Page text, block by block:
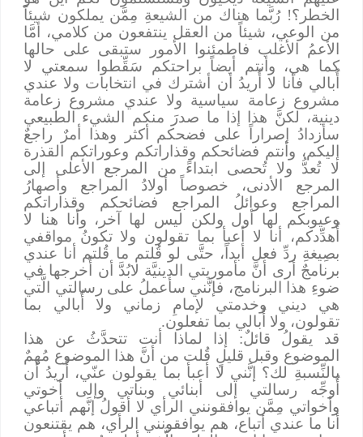
الخطر؟! رُبَّما هناك من الشيعةِ مِمَّن يملكون شيئاً
من الوعي، شيئاً من العقل ينتفعون من كلامي، أمَّا
الأعمُ الأغلب فاطمئنوا الأمور ستبقى على حالها
كما هي، وأنتم أيضاً براحتكم سَقِّطوا سمعتي لا
أُبالي فأنا لا أُريدُ أن أشترك في انتخابات ولا عندي
مشروع زعامة سياسية ولا عندي مشروع زعامة
دينية، لكنَّ هذا إذا ما صدرَ منكم الشيء الطبيعي
سأزدادُ إصراراً على فضحكم أكثر وهذا أمرٌ راجعٌ
إليكم، وأنتم فضائحكم وقذاراتكم وعوراتكم القذرة
لا تُعدُّ ولا تُحصى ابتداءً من المرجع الأعلى إلى
المرجع الأدنى، خصوصاً أولادُ المراجع وأصهارُ
المراجع وعوائلُ المراجع فضائحكم وقذاراتكم
وعيوبكم لها أول ولكن ليس لها آخر، وأنا هنا لا
أُهدِّدكم، أنا لا أعبأ بما تقولون ولا تكونُ مواقفي
بصِيغةِ ردِّ فعل أبداً، حتَّى لو قُلتم ما قُلتم أنا عندي
برنامجٌ أرى أنَّ مأموريتي الدينيَّة لابُدَّ أن أُخرجها في
ضوءِ هذا البرنامج، فإنَّني سأعملُ على رسالتي الَّتي
هي ديني وخدمتي لإمامِ زماني ولا أُبالي بما
تقولون، ولا أُبالي بما تفعلون.
قد يقولُ قائلٌ: إذا لماذا أنت تتحدَّثُ عن هذا
الموضوع وقبل قليلٍ قُلت من أنَّ هذا الموضوع مُهمٌ
بالنِّسبةِ لك؟ إنَّني لا أعبأ بما يقولون عنّي، أُريدُ أن
أُوجِّه رسالتي إلى أبنائي وبناتي وإلى أخوتي
وأخواتي مِمَّن يوافقونني الرأي لا أقولُ إنَّهم أتباعي
أنا ما عندي أتباع، هم يوافقونني الرأي، هم يقتنعون